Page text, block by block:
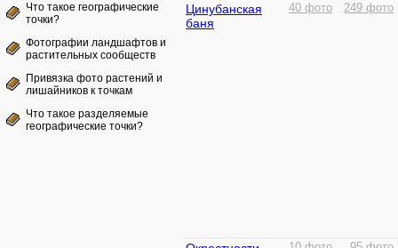
Что такое географические
точки?
Фотографии ландшафтов и
растительных сообществ
Привязка фото растений и
лишайников к точкам
Что такое разделяемые
географические точки?
Цинубанская
баня
40 фото 249 фото